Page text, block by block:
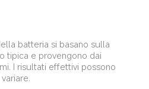
batteria si basano sulla
tipica e provengono dai
I risultati effettivi possono
variare.